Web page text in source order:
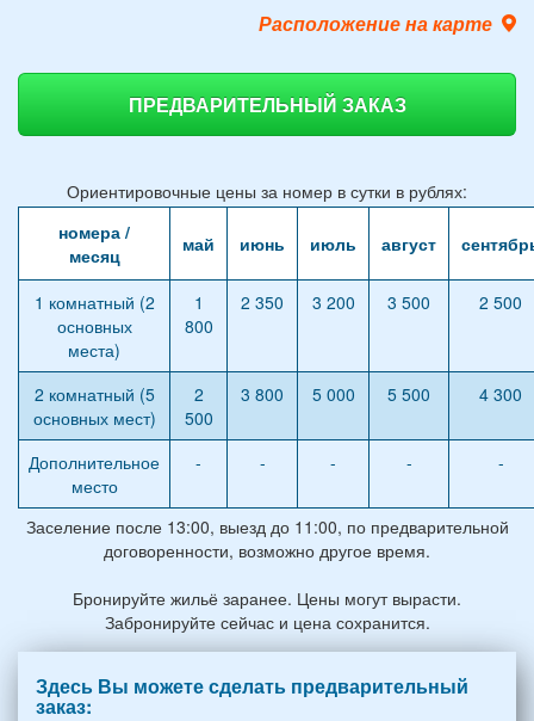
Расположение на карте
ПРЕДВАРИТЕЛЬНЫЙ ЗАКАЗ
Ориентировочные цены за номер в сутки в рублях:
номера /
месяц
май июнь июль август
1 комнатный (2
основных
места)
1
800
2 350 3 200 3 500 2 500
2 комнатный (5
основных мест)
2
500
3 800 5 000 5 500 4 300
Дополнительное
место
- - - - -
Заселение после 13:00, выезд до 11:00, по предварительной
договоренности, возможно другое время.
Бронируйте жильё заранее. Цены могут вырасти.
Забронируйте сейчас и цена сохранится.
Здесь Вы можете сделать предварительный
заказ: